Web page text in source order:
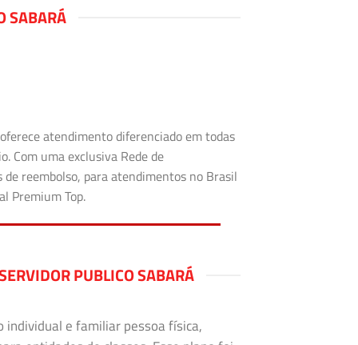
SABARÁ
atendimento diferenciado em todas
Com uma exclusiva Rede de
de reembolso, para atendimentos no Brasil
Premium Top.
PUBLICO SABARÁ
individual e familiar pessoa física,